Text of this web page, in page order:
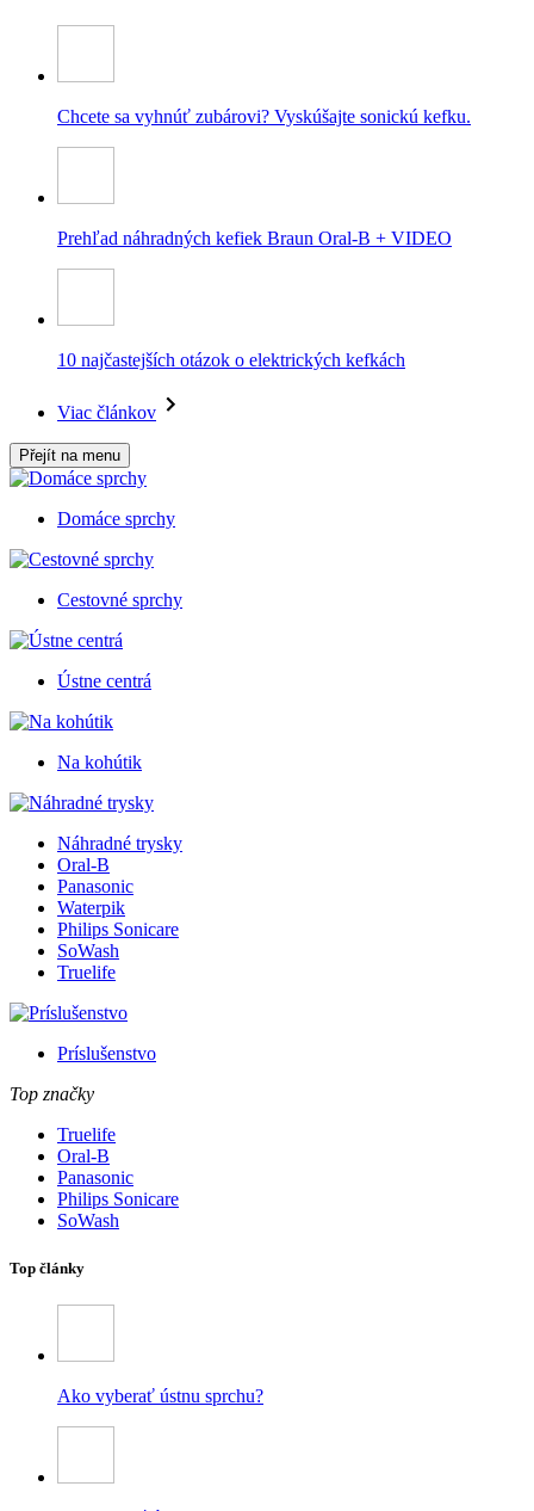
Chcete sa vyhnúť zubárovi? Vyskúšajte sonickú kefku.
Prehľad náhradných kefiek Braun Oral-B + VIDEO
10 najčastejších otázok o elektrických kefkách
Viac článkov
Přejít na menu
Domáce sprchy
Cestovné sprchy
Ústne centrá
Na kohútik
Náhradné trysky
Oral-B
Panasonic
Waterpik
Philips Sonicare
SoWash
Truelife
Príslušenstvo
Top značky
Truelife
Oral-B
Panasonic
Philips Sonicare
SoWash
Top články
Ako vyberať ústnu sprchu?